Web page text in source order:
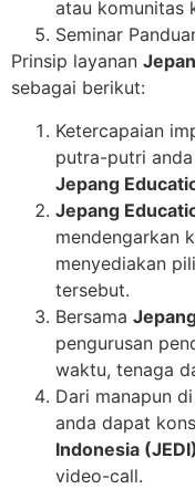
atau komunitas
Seminar
Prinsip layanan
sebagai berikut:
Ketercapaian
putra-putri
Jepang
Jepang
mendengarkan
menyediakan
tersebut.
Bersama
pengurusan
waktu, tenaga
Dari manapun
anda dapat
Indonesia (JEDI)
video-call.